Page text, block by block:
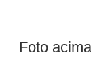
Foto